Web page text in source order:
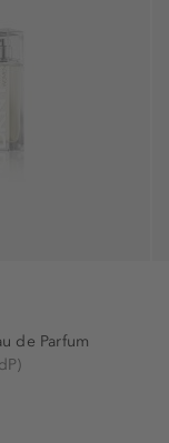
de Parfum